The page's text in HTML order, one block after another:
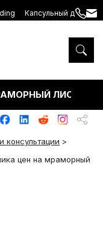
Капсульный дом
+86
5575
ЛИСТ ПВХ
консультации >
цен на мраморный